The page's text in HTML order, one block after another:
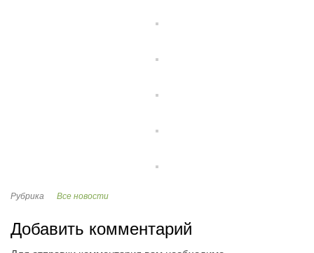
Рубрика Все новости
Добавить комментарий